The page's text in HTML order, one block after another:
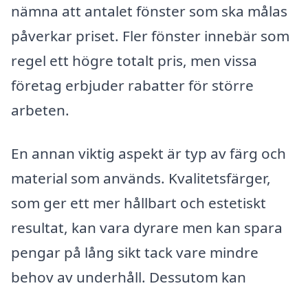
nämna att antalet fönster som ska målas
påverkar priset. Fler fönster innebär som
regel ett högre totalt pris, men vissa
företag erbjuder rabatter för större
arbeten.
En annan viktig aspekt är typ av färg och
material som används. Kvalitetsfärger,
som ger ett mer hållbart och estetiskt
resultat, kan vara dyrare men kan spara
pengar på lång sikt tack vare mindre
behov av underhåll. Dessutom kan